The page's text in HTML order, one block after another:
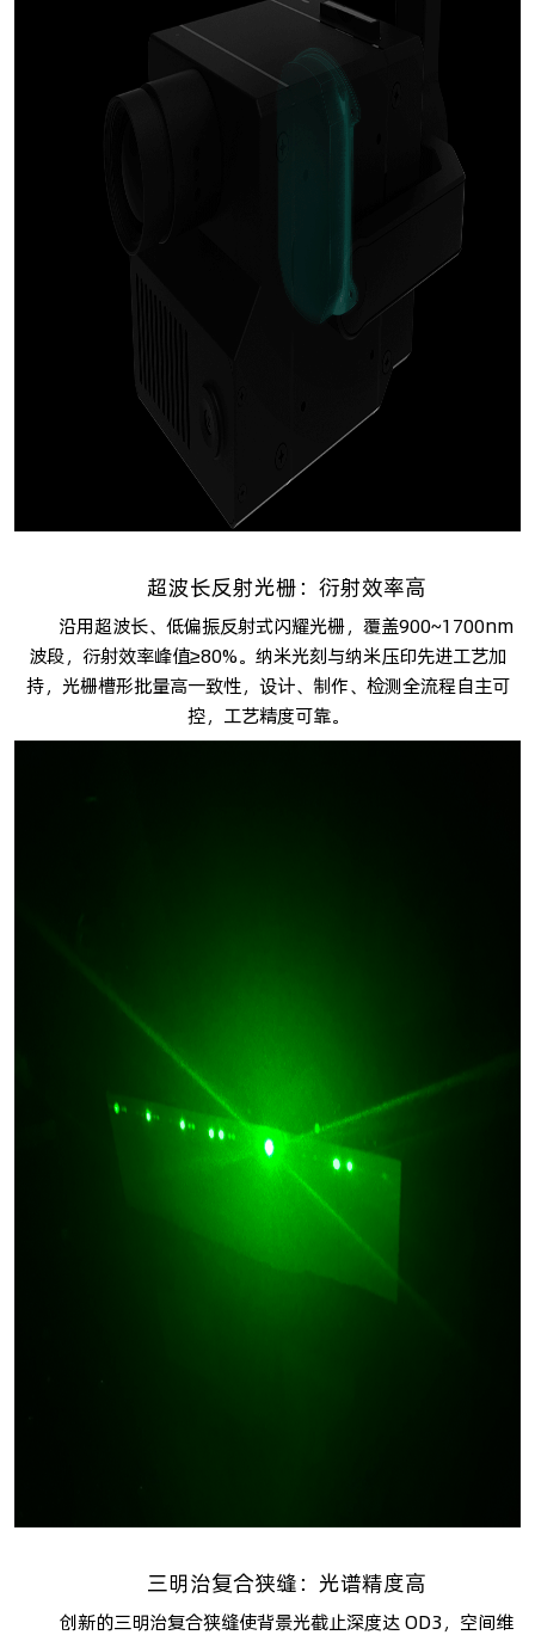
超波长反射光栅：衍射效率高
沿用超波长、低偏振反射式闪耀光栅，覆盖900~1700nm
波段，衍射效率峰值≥80%。纳米光刻与纳米压印先进工艺加
持，光栅槽形批量高一致性，设计、制作、检测全流程自主可
控，工艺精度可靠。
三明治复合狭缝：光谱精度高
创新的三明治复合狭缝使背景光截止深度达 OD3，空间维